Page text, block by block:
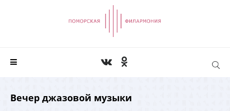
Вечер джазовой музыки